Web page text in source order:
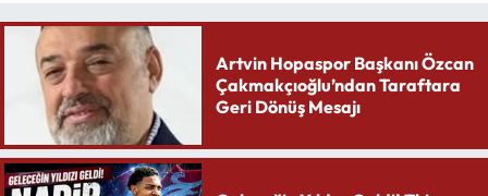
Artvin Hopaspor Başkanı Özcan
Çakmakçıoğlu’ndan Taraftara
Geri Dönüş Mesajı